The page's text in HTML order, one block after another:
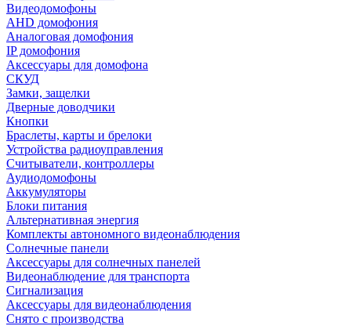
Видеодомофоны
AHD домофония
Аналоговая домофония
IP домофония
Аксессуары для домофона
СКУД
Замки, защелки
Дверные доводчики
Кнопки
Браслеты, карты и брелоки
Устройства радиоуправления
Считыватели, контроллеры
Аудиодомофоны
Аккумуляторы
Блоки питания
Альтернативная энергия
Комплекты автономного видеонаблюдения
Солнечные панели
Аксессуары для солнечных панелей
Видеонаблюдение для транспорта
Сигнализация
Аксессуары для видеонаблюдения
Снято с производства